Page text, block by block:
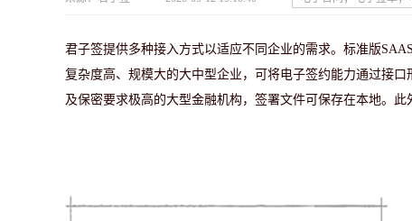
君子签提供多种接入方式以适应不同企业的需求。标准版
复杂度高、规模大的大中型企业，可将电子签约能力通过接
及保密要求极高的大型金融机构，签署文件可保存在本地。此